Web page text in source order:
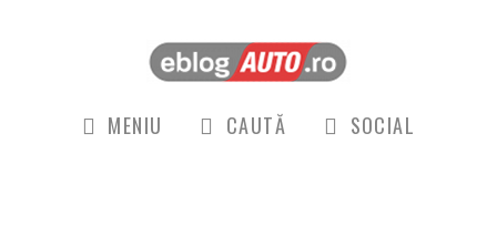
MENIU CAUTĂ SOCIAL